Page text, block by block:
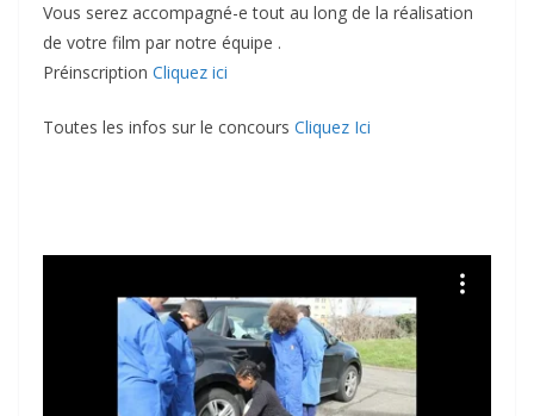
Vous serez accompagné-e tout au long de la réalisation
de votre film par notre équipe .
Préinscription Cliquez ici
Toutes les infos sur le concours Cliquez Ici